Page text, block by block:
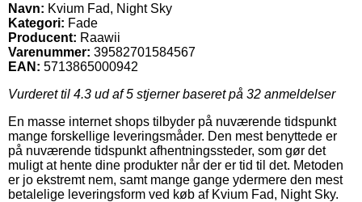
Navn: Kvium Fad, Night Sky
Kategori: Fade
Producent: Raawii
Varenummer: 39582701584567
EAN: 5713865000942
Vurderet til 4.3 ud af 5 stjerner baseret på 32 anmeldelser
En masse internet shops tilbyder på nuværende tidspunkt
mange forskellige leveringsmåder. Den mest benyttede er
på nuværende tidspunkt afhentningssteder, som gør det
muligt at hente dine produkter når der er tid til det. Metoden
er jo ekstremt nem, samt mange gange ydermere den mest
betalelige leveringsform ved køb af Kvium Fad, Night Sky.